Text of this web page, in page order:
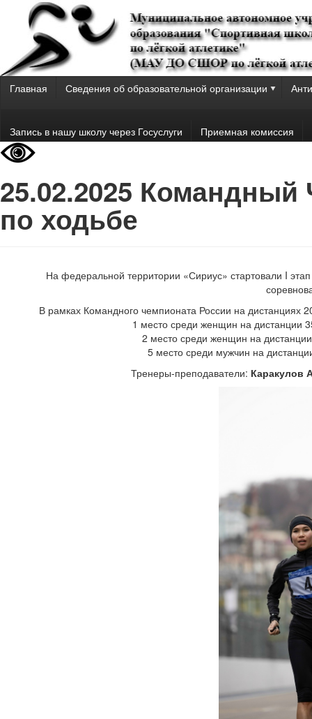
Главная Сведения об образовательной организации
Запись в нашу школу через Госуслуги Приемная комиссия
25.02.2025
по ходьбе
На федеральной территории «Сириус» стартовали I
В рамках Командного чемпионата России на
1 место среди женщин на дистанции
2 место среди женщин на
5 место среди мужчин на
Тренеры-преподаватели: Каракулов